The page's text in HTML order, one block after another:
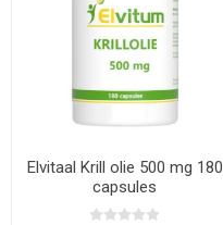
Elvitaal Krill olie 500 mg 180
capsules